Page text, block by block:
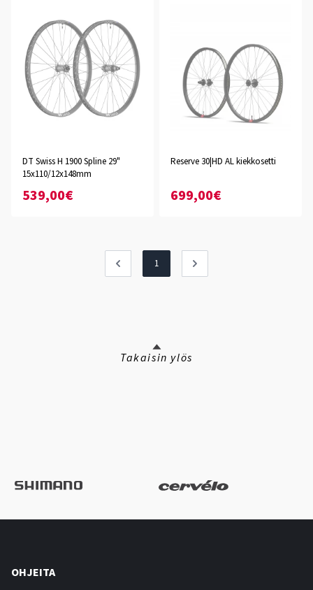
DT Swiss H 1900 Spline 29"
15x110/12x148mm
539,00€
Reserve 30|HD AL kiekkosetti
699,00€
1
Takaisin ylös
OHJEITA